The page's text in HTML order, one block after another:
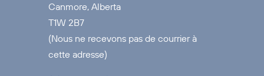
Canmore, Alberta
T1W 2B7
(Nous ne recevons pas de courrier à
cette adresse)